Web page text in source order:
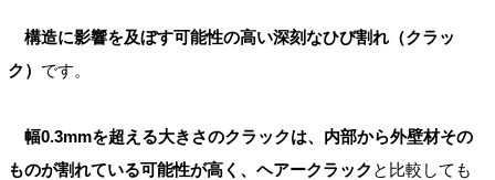
構造に影響を及ぼす可能性の高い深刻なひび割れ（クラッ
ク） です。
幅0.3mmを超える大きさのクラックは、内部から外壁材その
ものが割れている可能性が高く、ヘアークラック と比較しても